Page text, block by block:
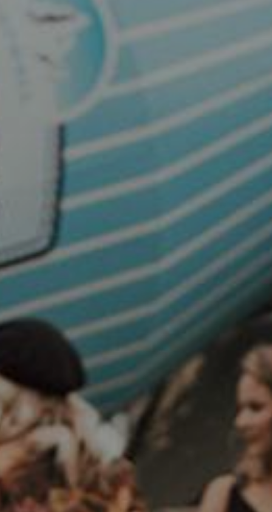
Juomat
Historia
Uutiset
Ota yhteyttä
Kauppa
Privacy Policy
Copyright (C) 1836-2026 Hartwall Oy
All rights reserved.